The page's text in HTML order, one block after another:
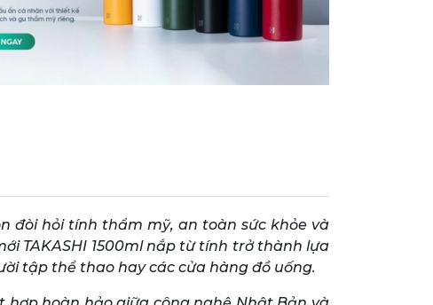
đòi hỏi tính thẩm mỹ, an toàn sức khỏe và
TAKASHI 1500ml nắp từ tính trở thành lựa
tập thể thao hay các cửa hàng đồ uống.